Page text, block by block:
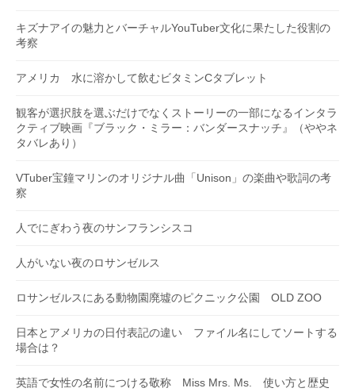
キズナアイの魅力とバーチャルYouTuber文化に果たした役割の
考察
アメリカ 水に溶かして飲むビタミンCタブレット
観客が選択肢を選ぶだけでなくストーリーの一部になるインタラ
クティブ映画『ブラック・ミラー：バンダースナッチ』（ややネ
タバレあり）
VTuber宝鐘マリンのオリジナル曲「Unison」の楽曲や歌詞の考
察
人でにぎわう夜のサンフランシスコ
人がいない夜のロサンゼルス
ロサンゼルスにある動物園廃墟のピクニック公園 OLD ZOO
日本とアメリカの日付表記の違い ファイル名にしてソートする
場合は？
英語で女性の名前につける敬称 Miss Mrs. Ms. 使い方と歴史